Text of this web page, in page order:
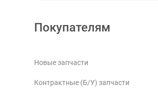
Покупателям
Новые запчасти
Контрактные (Б/У) запчасти